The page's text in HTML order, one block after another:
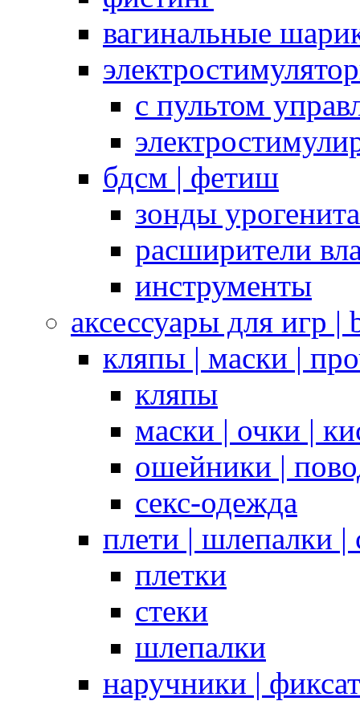
вагинальные
с пультом
бдсм | фетиш
зонды
расширители
инструменты
аксессуары для игр |
кляпы | маски |
кляпы
маски | очки |
ошейники |
секс-одежда
плети | шлепалки |
плетки
стеки
шлепалки
наручники |